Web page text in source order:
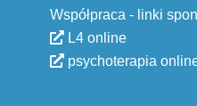
Współpraca - linki
L4 online
psychoterapia